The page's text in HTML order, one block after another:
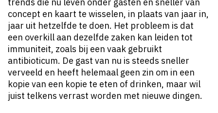
concept en kaart te wisselen, in plaats van jaar in,
jaar uit hetzelfde te doen. Het probleem is dat
een overkill aan dezelfde zaken kan leiden tot
immuniteit, zoals bij een vaak gebruikt
antibioticum. De gast van nu is steeds sneller
verveeld en heeft helemaal geen zin om in een
kopie van een kopie te eten of drinken, maar wil
juist telkens verrast worden met nieuwe dingen.